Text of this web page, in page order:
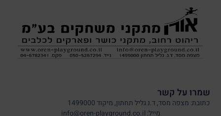
שמרו על קשר
כתובת: מצפה מסד, ד.נ גליל תחתון, מיקוד 1499000
מייל: info@oren-playground.co.il